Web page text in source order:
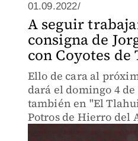
01.09.2022/
A seguir
consigna de
con Coyotes de
Ello de cara al
dará el domingo 4
también en "El
Potros de Hierro del